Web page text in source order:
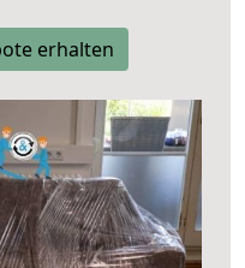
erhalten